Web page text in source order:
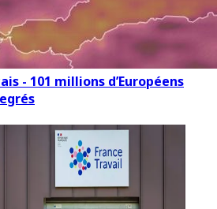
- 101 millions d’Européens